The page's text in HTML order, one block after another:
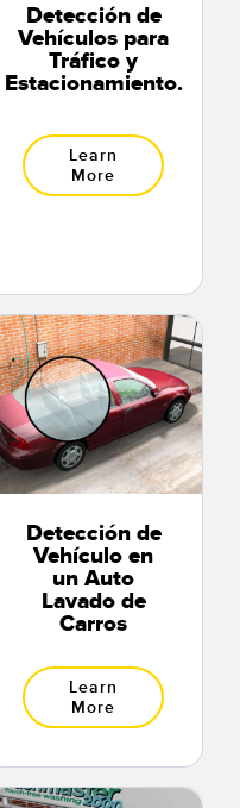
Detección de
Vehículos para
Tráfico y
Estacionamiento.
Learn
More
Detección de
Vehículo en
un Auto
Lavado de
Carros
Learn
More